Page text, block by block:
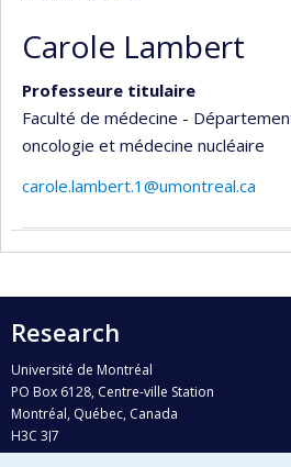
Carole Lambert
Professeure titulaire
Faculté de médecine -
oncologie et médecine nucléaire
carole.lambert.1@umontreal.ca
Research
Université de Montréal
PO Box 6128, Centre-ville Station
Montréal, Québec, Canada
H3C 3J7